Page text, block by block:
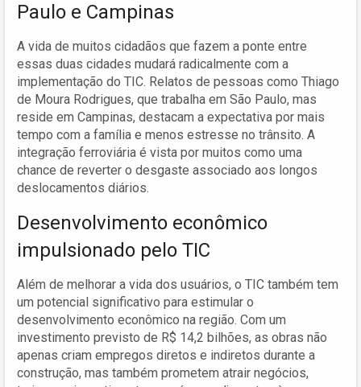
Paulo e Campinas
A vida de muitos cidadãos que fazem a ponte entre
essas duas cidades mudará radicalmente com a
implementação do TIC. Relatos de pessoas como Thiago
de Moura Rodrigues, que trabalha em São Paulo, mas
reside em Campinas, destacam a expectativa por mais
tempo com a família e menos estresse no trânsito. A
integração ferroviária é vista por muitos como uma
chance de reverter o desgaste associado aos longos
deslocamentos diários.
Desenvolvimento econômico
impulsionado pelo TIC
Além de melhorar a vida dos usuários, o TIC também tem
um potencial significativo para estimular o
desenvolvimento econômico na região. Com um
investimento previsto de R$ 14,2 bilhões, as obras não
apenas criam empregos diretos e indiretos durante a
construção, mas também prometem atrair negócios,